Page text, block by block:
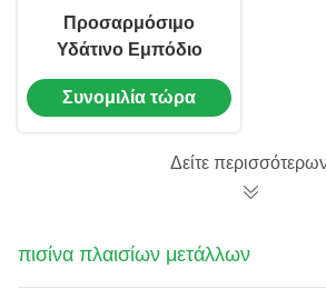
Προσαρμόσιμο
Υδάτινο Εμπόδιο
Ηλεκτρικό Εμπόδιο
Εξοπλισμός
Συνομιλία τώρα
Δείτε
πισίνα πλαισίων μετάλλων